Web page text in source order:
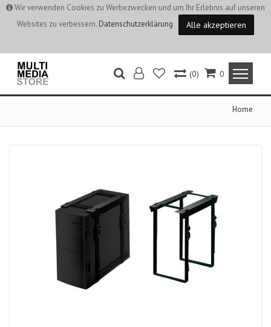
Wir verwenden Cookies zu Werbezwecken und um Ihr Erlebnis auf unseren
Websites zu verbessern. Datenschutzerklärung Alle akzeptieren
0
(0)
Home